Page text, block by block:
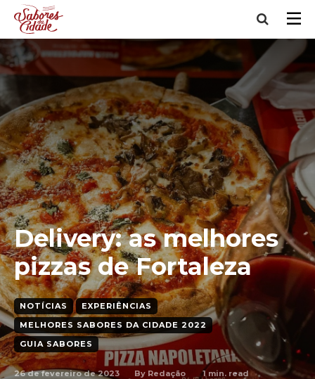
Delivery: as melhores
pizzas de Fortaleza
NOTÍCIAS
EXPERIÊNCIAS
MELHORES SABORES DA CIDADE 2022
GUIA SABORES
26 de fevereiro de 2023 By Redação 1 min. read